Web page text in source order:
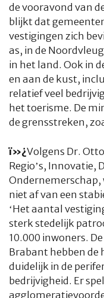
de vooravond van
blijkt dat
vestigingen zich
as, in de
in het land. Ook in
en aan de kust,
relatief veel
het toerisme. De
de grensstreken,
ï»¿Volgens Dr.
Regio’s, Innovatie,
Ondernemerschap,
niet af van een
‘Het aantal
sterk stedelijk
10.000 inwoners.
Brabant hebben de
duidelijk in de
bedrijvigheid. Er